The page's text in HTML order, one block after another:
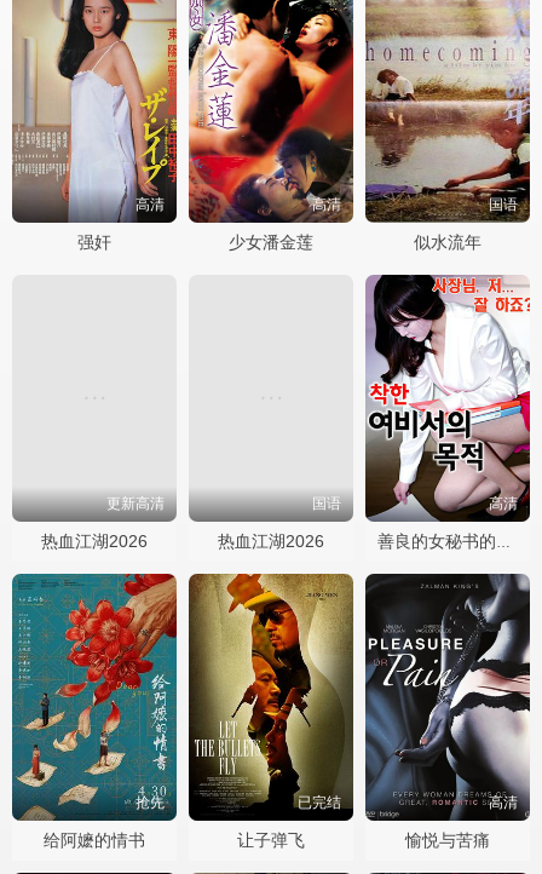
高清
强奸
高清
少女潘金莲
国语
似水流年
更新高清
热血江湖2026
国语
热血江湖2026
高清
善良的女秘书的目的
抢先
给阿嬷的情书
已完结
让子弹飞
高清
愉悦与苦痛